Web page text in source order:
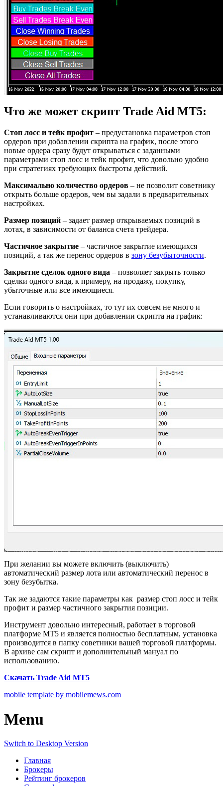
Что же может скрипт Trade Aid MT5:
Стоп лосс и тейк профит – предустановка параметров стоп
ордеров при добавлении скрипта на график, после этого
новые ордера сразу будут открываться с заданными
параметрами стоп лосс и тейк профит, что довольно удобно
при стратегиях требующих быстроты действий.
Максимально количество ордеров – не позволит советнику
открыть больше ордеров, чем вы задали в предварительных
настройках.
Размер позиций – задает размер открываемых позиций в
лотах, в зависимости от баланса счета трейдера.
Частичное закрытие – частичное закрытие имеющихся
позиций, а так же перенос ордеров в зону безубыточности.
Закрытие сделок одного вида – позволяет закрыть только
сделки одного вида, к примеру, на продажу, покупку,
убыточные или все имеющиеся.
Если говорить о настройках, то тут их совсем не много и
устанавливаются они при добавлении скрипта на график:
При желании вы можете включить (выключить)
автоматический размер лота или автоматический перенос в
зону безубытка.
Так же задаются такие параметры как размер стоп лосс и тейк
профит и размер частичного закрытия позиции.
Инструмент довольно интересный, работает в торговой
платформе МТ5 и является полностью бесплатным, установка
производится в папку советники вашей торговой платформы.
В архиве сам скрипт и дополнительный мануал по
использованию.
Скачать Trade Aid MT5
mobile template by mobilemews.com
Menu
Switch to Desktop Version
Главная
Брокеры
Рейтинг брокеров